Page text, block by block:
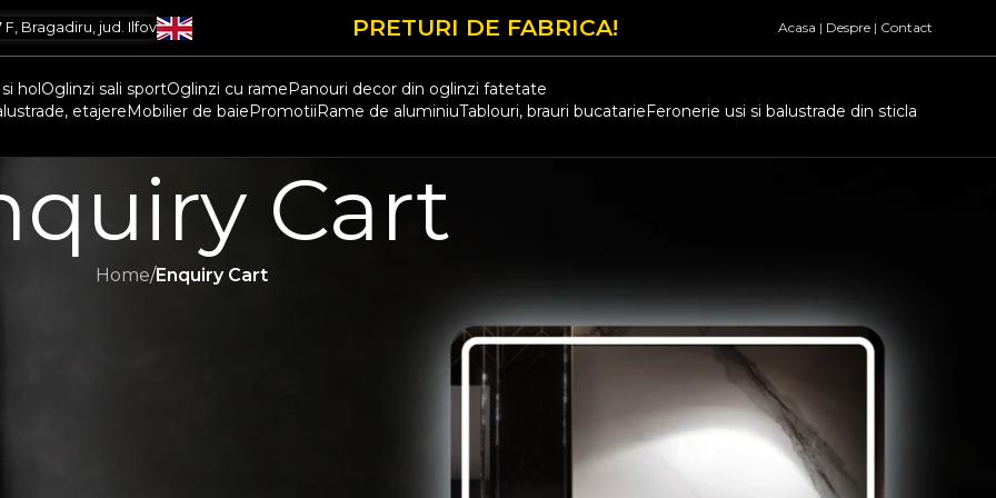
Bragadiru, jud. Ilfov PRETURI DE FABRICA! Acasa | Despre| Contact
holOglinzi sali sportOglinzi cu ramePanouri decor din oglinzi fatetate
etajereMobilier de baiePromotiiRame de aluminiuTablouri, brauri bucatarieFeronerie usi si balustrade din sticla
Cart
Home/Enquiry Cart